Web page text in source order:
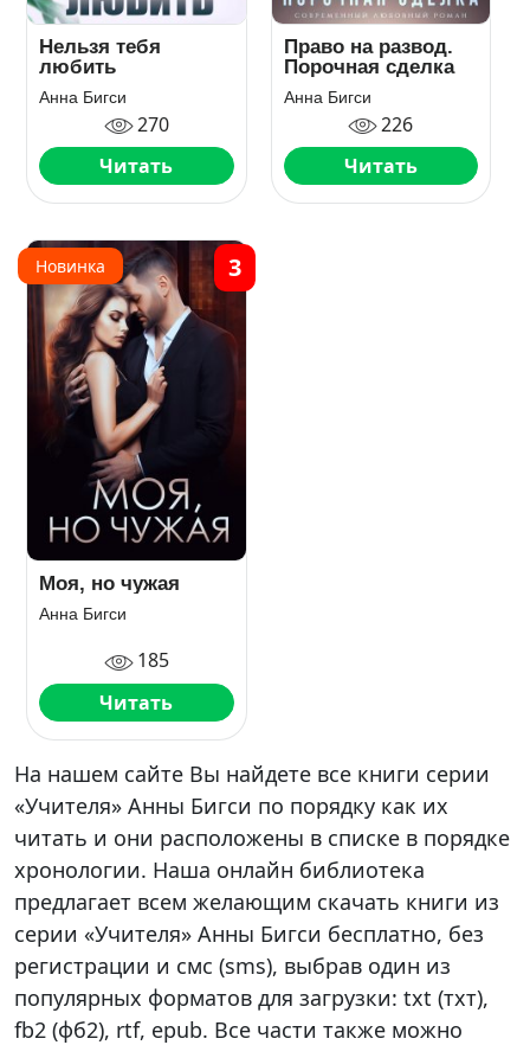
Нельзя тебя
любить
Анна Бигси
270
Читать
Право на развод.
Порочная сделка
Анна Бигси
226
Читать
Новинка
Моя, но чужая
Анна Бигси
185
Читать
3
На нашем сайте Вы найдете все книги серии
«Учителя» Анны Бигси по порядку как их
читать и они расположены в списке в порядке
хронологии. Наша онлайн библиотека
предлагает всем желающим скачать книги из
серии «Учителя» Анны Бигси бесплатно, без
регистрации и смс (sms), выбрав один из
популярных форматов для загрузки: txt (тхт),
fb2 (фб2), rtf, epub. Все части также можно